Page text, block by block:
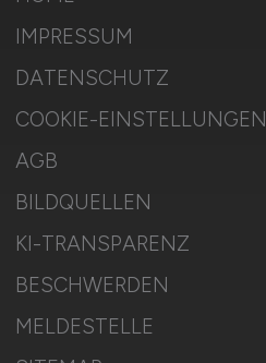
IMPRESSUM
DATENSCHUTZ
COOKIE-EINSTELLUNGEN
AGB
BILDQUELLEN
KI-TRANSPARENZ
BESCHWERDEN
MELDESTELLE